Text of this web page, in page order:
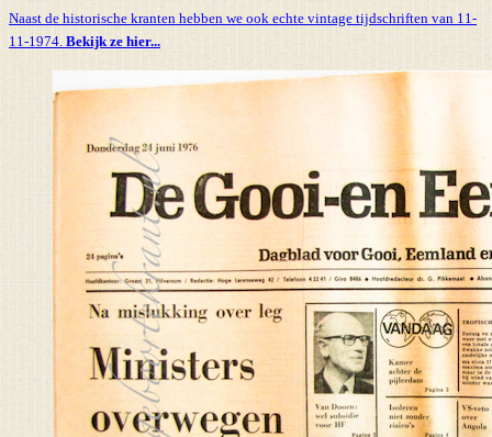
Naast de historische kranten hebben we ook echte vintage tijdschriften van 11-
11-1974. Bekijk ze hier...